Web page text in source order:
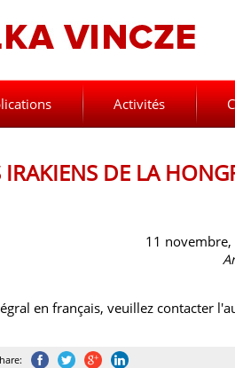
Activités
DE LA
11
en français, veuillez contacter